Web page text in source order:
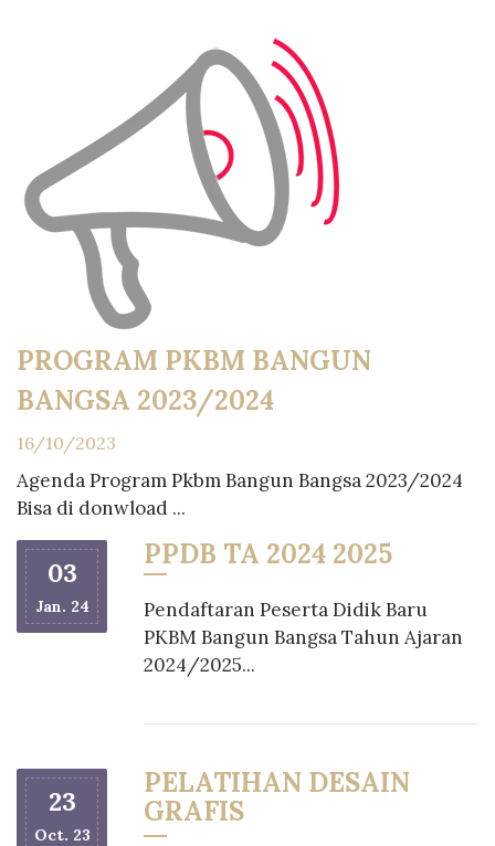
PROGRAM PKBM BANGUN
BANGSA 2023/2024
16/10/2023
Agenda Program Pkbm Bangun Bangsa 2023/2024
Bisa di donwload ...
03
Jan. 24
PPDB TA 2024 2025
Pendaftaran Peserta Didik Baru
PKBM Bangun Bangsa Tahun Ajaran
2024/2025...
23
Oct. 23
PELATIHAN DESAIN
GRAFIS